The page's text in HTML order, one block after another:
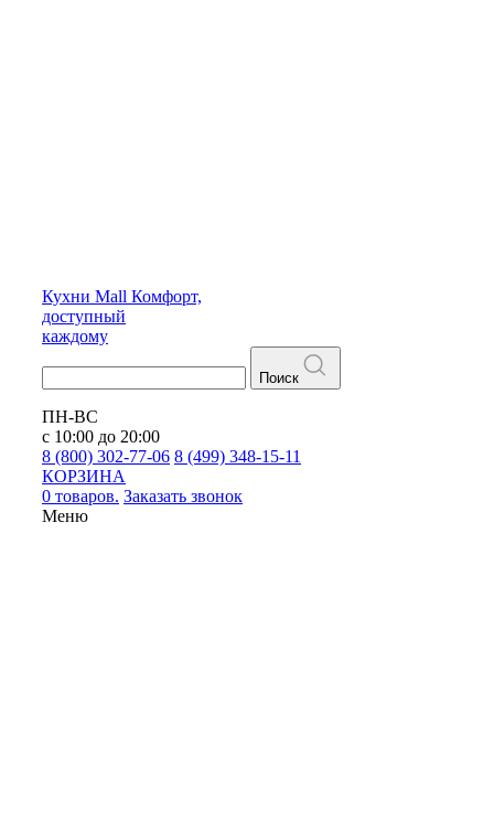
Кухни Mall Комфорт,
доступный
каждому
Поиск
ПН-ВС
с 10:00 до 20:00
8 (800) 302-77-06 8 (499) 348-15-11
КОРЗИНА
0 товаров. Заказать звонок
Меню